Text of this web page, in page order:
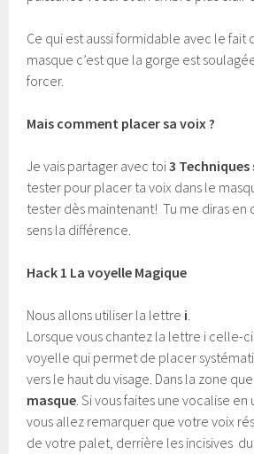
Ce qui est aussi formidable avec le fait
masque c’est que la gorge est
forcer.
Mais comment placer sa voix ?
Je vais partager avec toi3 Techniques
tester pour placer ta voix dans le
tester dès maintenant! Tu me diras en
sens la différence.
Hack 1 La voyelle Magique
Nous allons utiliser la lettre i.
Lorsque vous chantez la lettre i celle-ci
voyelle qui permet de placer
vers le haut du visage. Dans la zone
masque. Si vous faites une vocalise
vous allez remarquer que votre voix
de votre palet, derrière les incisives